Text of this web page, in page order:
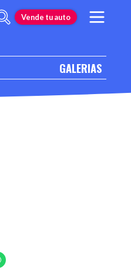
Vende tu auto
GALERIAS